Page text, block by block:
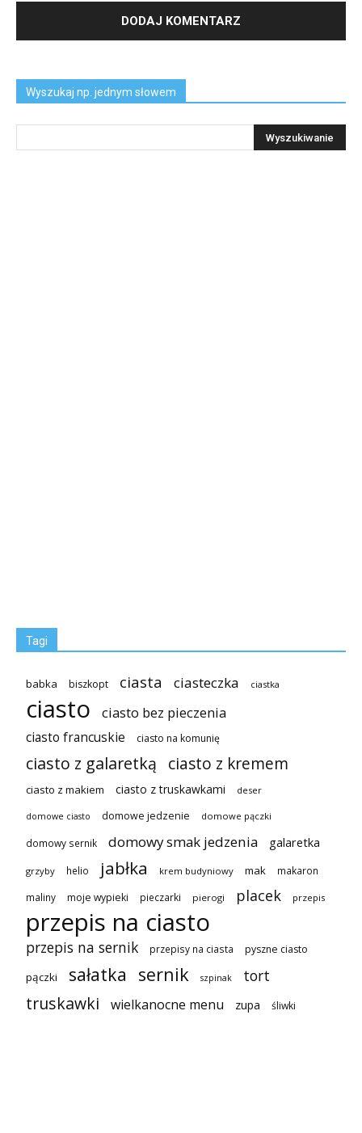
Wyszukaj np. jednym słowem
Tagi
babka biszkopt ciasta ciasteczka ciastka
ciasto ciasto bez pieczenia
ciasto francuskie ciasto na komunię
ciasto z galaretką ciasto z kremem
ciasto z makiem ciasto z truskawkami deser
domowe ciasto domowe jedzenie domowe pączki
domowy sernik domowy smak jedzenia galaretka
grzyby helio jabłka krem budyniowy mak makaron
maliny moje wypieki pieczarki pierogi placek przepis
przepis na ciasto
przepis na sernik przepisy na ciasta pyszne ciasto
pączki sałatka sernik szpinak tort
truskawki wielkanocne menu zupa śliwki